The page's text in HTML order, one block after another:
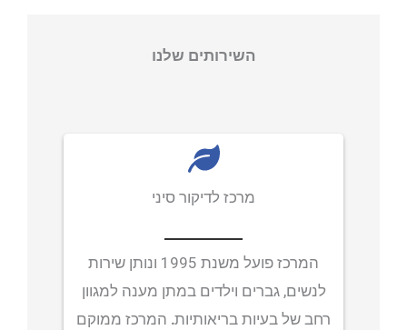
השירותים שלנו
מרכז לדיקור סיני
המרכז פועל משנת 1995 ונותן שירות
לנשים, גברים וילדים במתן מענה למגוון
רחב של בעיות בריאותיות. המרכז ממוקם
יצירת קשר
אודות
קורסים